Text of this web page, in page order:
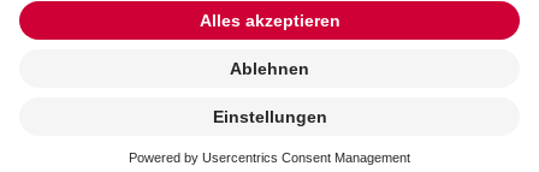
beauftragen
© 2026 ROSENGARTEN-Tierbestattung